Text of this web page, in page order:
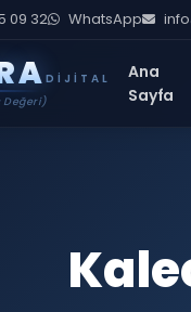
09 32 WhatsApp
A DIJITAL
Değeri)
Ana
Sayfa